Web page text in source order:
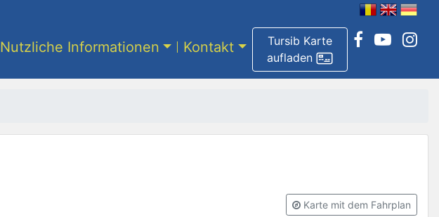
Tursib Karte
aufladen
Nutzliche Informationen Kontakt
Karte mit dem Fahrplan